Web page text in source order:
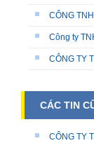
CÔNG
Công ty
CÔNG TY
CÁC TIN
CÔNG TY